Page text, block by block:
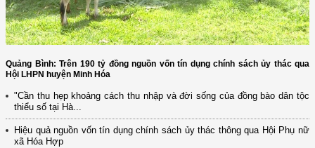
Quảng Bình: Trên 190 tỷ đồng nguồn vốn tín dụng chính sách ủy thác qua
Hội LHPN huyện Minh Hóa
"Cần thu hẹp khoảng cách thu nhập và đời sống của đồng bào dân tộc
thiểu số tại Hà...
Hiệu quả nguồn vốn tín dụng chính sách ủy thác thông qua Hội Phụ nữ
xã Hóa Hợp